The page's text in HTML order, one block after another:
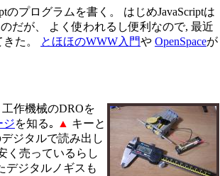
のプログラムを書く。 はじめJavaScriptは
だが、 よく使われるし便利なので, 最近
た。
とほほのWWW入門や OpenSpaceが
工作機械のDROを
ジを知る｡ ▲ キーと
ジタルで読み出し
く売っているらし
デジタルノギスも